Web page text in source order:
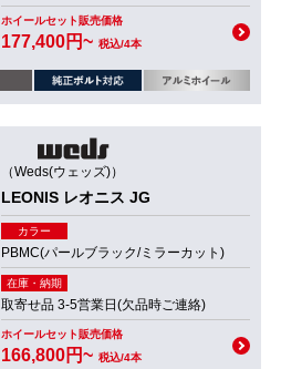
ホイールセット販売価格
177,400円~ 税込/4本
（Weds(ウェッズ)）
LEONIS レオニス JG
カラー
PBMC(パールブラック/ミラーカット)
在庫・納期
取寄せ品 3-5営業日(欠品時ご連絡)
ホイールセット販売価格
166,800円~ 税込/4本